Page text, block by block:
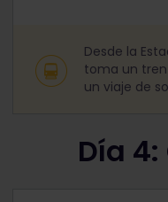
Desde la
toma un tren
un viaje de
Día